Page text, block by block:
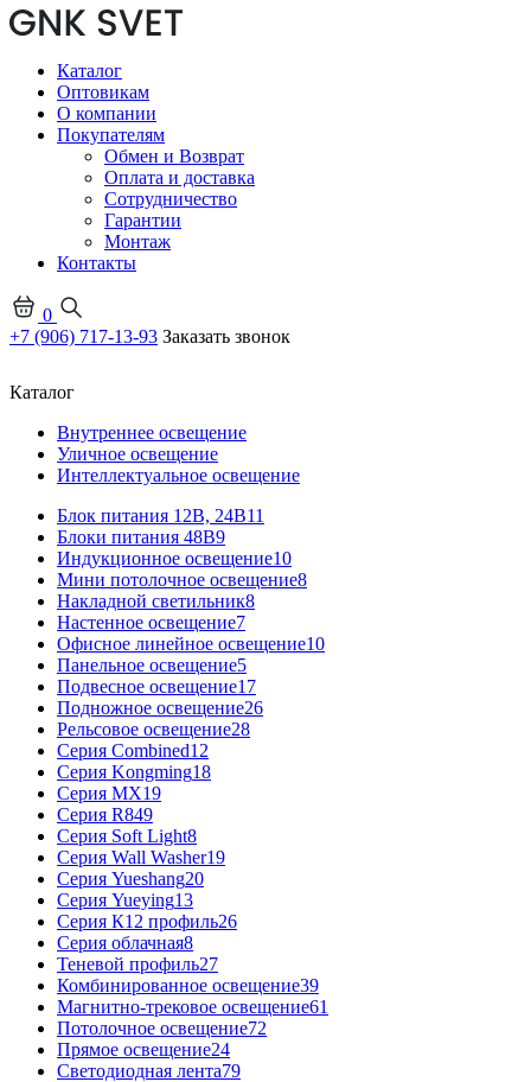
Каталог
Оптовикам
О компании
Покупателям
Обмен и Возврат
Оплата и доставка
Сотрудничество
Гарантии
Монтаж
Контакты
0
+7 (906) 717-13-93 Заказать звонок
Каталог
Внутреннее освещение
Уличное освещение
Интеллектуальное освещение
Блок питания 12В, 24В11
Блоки питания 48В9
Индукционное освещение10
Мини потолочное освещение8
Накладной светильник8
Настенное освещение7
Офисное линейное освещение10
Панельное освещение5
Подвесное освещение17
Подножное освещение26
Рельсовое освещение28
Серия Combined12
Серия Kongming18
Серия MX19
Серия R849
Серия Soft Light8
Серия Wall Washer19
Серия Yueshang20
Серия Yueying13
Серия К12 профиль26
Серия облачная8
Теневой профиль27
Комбинированное освещение39
Магнитно-трековое освещение61
Потолочное освещение72
Прямое освещение24
Светодиодная лента79